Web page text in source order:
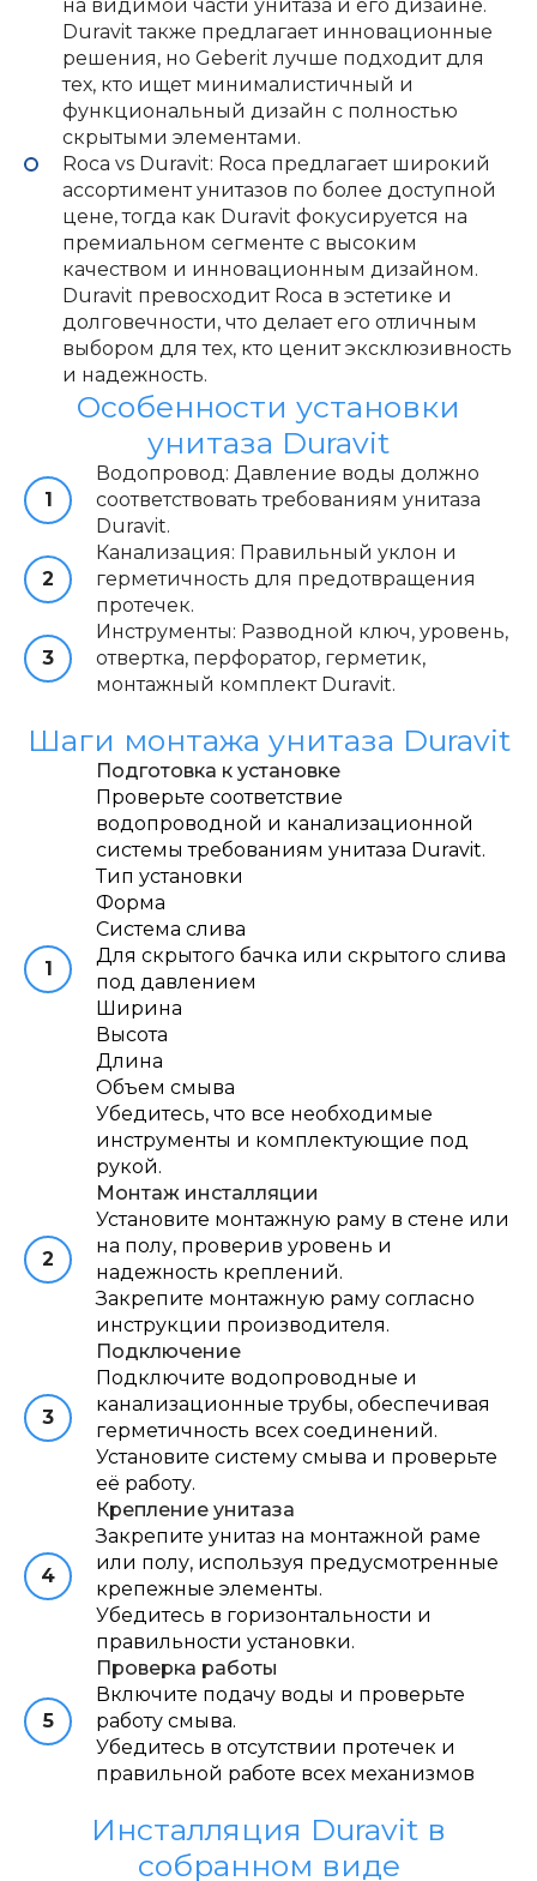
на видимой части унитаза и его дизайне.
Duravit также предлагает инновационные
решения, но Geberit лучше подходит для
тех, кто ищет минималистичный и
функциональный дизайн с полностью
скрытыми элементами.
Roca vs Duravit: Roca предлагает широкий
ассортимент унитазов по более доступной
цене, тогда как Duravit фокусируется на
премиальном сегменте с высоким
качеством и инновационным дизайном.
Duravit превосходит Roca в эстетике и
долговечности, что делает его отличным
выбором для тех, кто ценит эксклюзивность
и надежность.
Особенности установки
унитаза Duravit
Водопровод: Давление воды должно
соответствовать требованиям унитаза
Duravit.
Канализация: Правильный уклон и
герметичность для предотвращения
протечек.
Инструменты: Разводной ключ, уровень,
отвертка, перфоратор, герметик,
монтажный комплект Duravit.
Шаги монтажа унитаза Duravit
Подготовка к установке
Проверьте соответствие
водопроводной и канализационной
системы требованиям унитаза Duravit.
Тип установки
Форма
Система слива
Для скрытого бачка или скрытого слива
под давлением
Ширина
Высота
Длина
Объем смыва
Убедитесь, что все необходимые
инструменты и комплектующие под
рукой.
Монтаж инсталляции
Установите монтажную раму в стене или
на полу, проверив уровень и
надежность креплений.
Закрепите монтажную раму согласно
инструкции производителя.
Подключение
Подключите водопроводные и
канализационные трубы, обеспечивая
герметичность всех соединений.
Установите систему смыва и проверьте
её работу.
Крепление унитаза
Закрепите унитаз на монтажной раме
или полу, используя предусмотренные
крепежные элементы.
Убедитесь в горизонтальности и
правильности установки.
Проверка работы
Включите подачу воды и проверьте
работу смыва.
Убедитесь в отсутствии протечек и
правильной работе всех механизмов
Инсталляция Duravit в
собранном виде